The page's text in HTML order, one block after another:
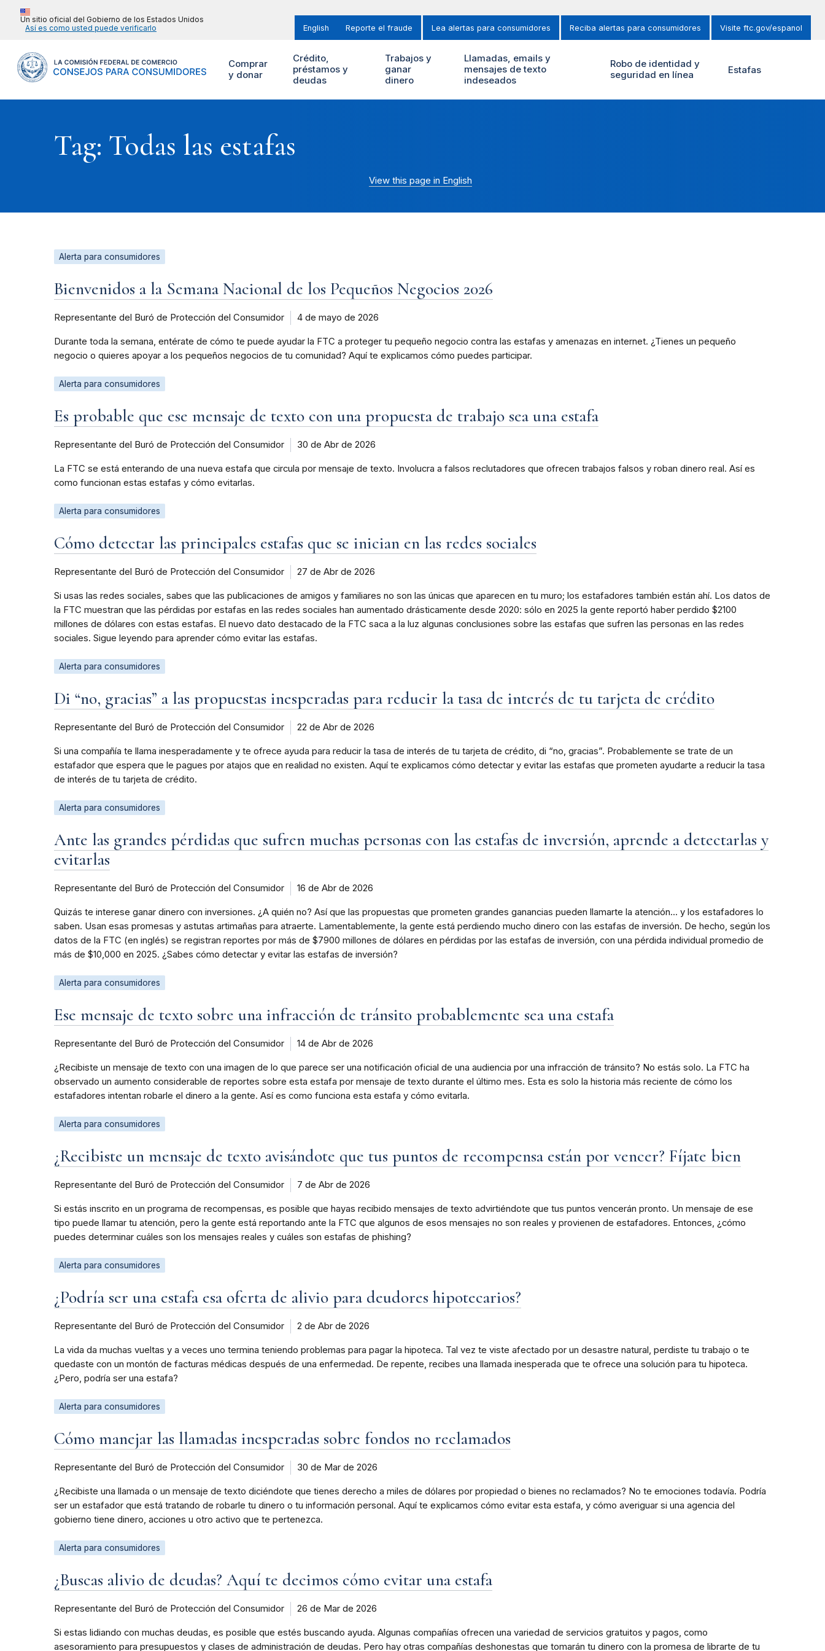
Un sitio oficial del Gobierno de los Estados Unidos
Así es como usted puede verificarlo
English Reporte el fraude Lea alertas para consumidores Reciba alertas para consumidores Visite ftc.gov/espanol
Comprar
y donar
Crédito,
préstamos y
deudas
Trabajos y
ganar
dinero
Llamadas, emails y
mensajes de texto
indeseados
Robo de identidad y
seguridad en línea
Estafas
Tag: Todas las estafas
View this page in English
Alerta para consumidores
Bienvenidos a la Semana Nacional de los Pequeños Negocios 2026
Representante del Buró de Protección del Consumidor 4 de mayo de 2026
Durante toda la semana, entérate de cómo te puede ayudar la FTC a proteger tu pequeño negocio contra las estafas y amenazas en internet. ¿Tienes un pequeño
negocio o quieres apoyar a los pequeños negocios de tu comunidad? Aquí te explicamos cómo puedes participar.
Alerta para consumidores
Es probable que ese mensaje de texto con una propuesta de trabajo sea una estafa
Representante del Buró de Protección del Consumidor 30 de Abr de 2026
La FTC se está enterando de una nueva estafa que circula por mensaje de texto. Involucra a falsos reclutadores que ofrecen trabajos falsos y roban dinero real. Así es
como funcionan estas estafas y cómo evitarlas.
Alerta para consumidores
Cómo detectar las principales estafas que se inician en las redes sociales
Representante del Buró de Protección del Consumidor 27 de Abr de 2026
Si usas las redes sociales, sabes que las publicaciones de amigos y familiares no son las únicas que aparecen en tu muro; los estafadores también están ahí. Los datos de
la FTC muestran que las pérdidas por estafas en las redes sociales han aumentado drásticamente desde 2020: sólo en 2025 la gente reportó haber perdido $2100
millones de dólares con estas estafas. El nuevo dato destacado de la FTC saca a la luz algunas conclusiones sobre las estafas que sufren las personas en las redes
sociales. Sigue leyendo para aprender cómo evitar las estafas.
Alerta para consumidores
Di “no, gracias” a las propuestas inesperadas para reducir la tasa de interés de tu tarjeta de crédito
Representante del Buró de Protección del Consumidor 22 de Abr de 2026
Si una compañía te llama inesperadamente y te ofrece ayuda para reducir la tasa de interés de tu tarjeta de crédito, di “no, gracias”. Probablemente se trate de un
estafador que espera que le pagues por atajos que en realidad no existen. Aquí te explicamos cómo detectar y evitar las estafas que prometen ayudarte a reducir la tasa
de interés de tu tarjeta de crédito.
Alerta para consumidores
Ante las grandes pérdidas que sufren muchas personas con las estafas de inversión, aprende a detectarlas y
evitarlas
Representante del Buró de Protección del Consumidor 16 de Abr de 2026
Quizás te interese ganar dinero con inversiones. ¿A quién no? Así que las propuestas que prometen grandes ganancias pueden llamarte la atención... y los estafadores lo
saben. Usan esas promesas y astutas artimañas para atraerte. Lamentablemente, la gente está perdiendo mucho dinero con las estafas de inversión. De hecho, según los
datos de la FTC (en inglés) se registran reportes por más de $7900 millones de dólares en pérdidas por las estafas de inversión, con una pérdida individual promedio de
más de $10,000 en 2025. ¿Sabes cómo detectar y evitar las estafas de inversión?
Alerta para consumidores
Ese mensaje de texto sobre una infracción de tránsito probablemente sea una estafa
Representante del Buró de Protección del Consumidor 14 de Abr de 2026
¿Recibiste un mensaje de texto con una imagen de lo que parece ser una notificación oficial de una audiencia por una infracción de tránsito? No estás solo. La FTC ha
observado un aumento considerable de reportes sobre esta estafa por mensaje de texto durante el último mes. Esta es solo la historia más reciente de cómo los
estafadores intentan robarle el dinero a la gente. Así es como funciona esta estafa y cómo evitarla.
Alerta para consumidores
¿Recibiste un mensaje de texto avisándote que tus puntos de recompensa están por vencer? Fíjate bien
Representante del Buró de Protección del Consumidor 7 de Abr de 2026
Si estás inscrito en un programa de recompensas, es posible que hayas recibido mensajes de texto advirtiéndote que tus puntos vencerán pronto. Un mensaje de ese
tipo puede llamar tu atención, pero la gente está reportando ante la FTC que algunos de esos mensajes no son reales y provienen de estafadores. Entonces, ¿cómo
puedes determinar cuáles son los mensajes reales y cuáles son estafas de phishing?
Alerta para consumidores
¿Podría ser una estafa esa oferta de alivio para deudores hipotecarios?
Representante del Buró de Protección del Consumidor 2 de Abr de 2026
La vida da muchas vueltas y a veces uno termina teniendo problemas para pagar la hipoteca. Tal vez te viste afectado por un desastre natural, perdiste tu trabajo o te
quedaste con un montón de facturas médicas después de una enfermedad. De repente, recibes una llamada inesperada que te ofrece una solución para tu hipoteca.
¿Pero, podría ser una estafa?
Alerta para consumidores
Cómo manejar las llamadas inesperadas sobre fondos no reclamados
Representante del Buró de Protección del Consumidor 30 de Mar de 2026
¿Recibiste una llamada o un mensaje de texto diciéndote que tienes derecho a miles de dólares por propiedad o bienes no reclamados? No te emociones todavía. Podría
ser un estafador que está tratando de robarle tu dinero o tu información personal. Aquí te explicamos cómo evitar esta estafa, y cómo averiguar si una agencia del
gobierno tiene dinero, acciones u otro activo que te pertenezca.
Alerta para consumidores
¿Buscas alivio de deudas? Aquí te decimos cómo evitar una estafa
Representante del Buró de Protección del Consumidor 26 de Mar de 2026
Si estas lidiando con muchas deudas, es posible que estés buscando ayuda. Algunas compañías ofrecen una variedad de servicios gratuitos y pagos, como
asesoramiento para presupuestos y clases de administración de deudas. Pero hay otras compañías deshonestas que tomarán tu dinero con la promesa de librarte de tu